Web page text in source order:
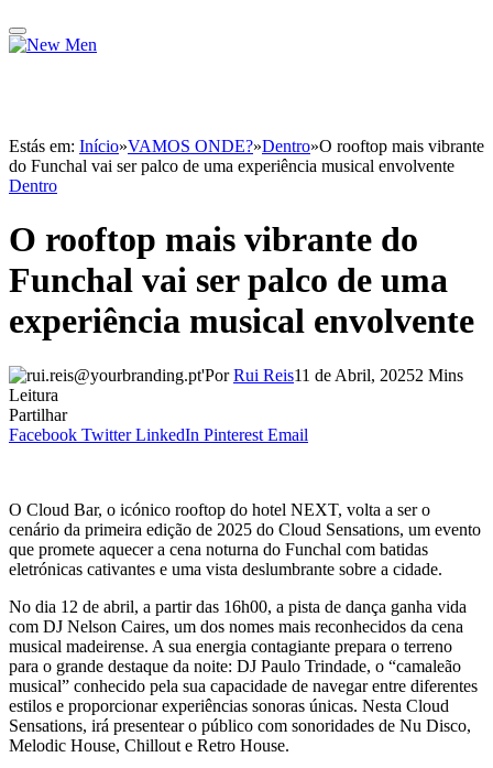
Estás em: Início»VAMOS ONDE?»Dentro»O rooftop mais vibrante
do Funchal vai ser palco de uma experiência musical envolvente
Dentro
O rooftop mais vibrante do
Funchal vai ser palco de uma
experiência musical envolvente
Por Rui Reis11 de Abril, 20252 Mins
Leitura
Partilhar
Facebook Twitter LinkedIn Pinterest Email
O Cloud Bar, o icónico rooftop do hotel NEXT, volta a ser o
cenário da primeira edição de 2025 do Cloud Sensations, um evento
que promete aquecer a cena noturna do Funchal com batidas
eletrónicas cativantes e uma vista deslumbrante sobre a cidade.
No dia 12 de abril, a partir das 16h00, a pista de dança ganha vida
com DJ Nelson Caires, um dos nomes mais reconhecidos da cena
musical madeirense. A sua energia contagiante prepara o terreno
para o grande destaque da noite: DJ Paulo Trindade, o “camaleão
musical” conhecido pela sua capacidade de navegar entre diferentes
estilos e proporcionar experiências sonoras únicas. Nesta Cloud
Sensations, irá presentear o público com sonoridades de Nu Disco,
Melodic House, Chillout e Retro House.